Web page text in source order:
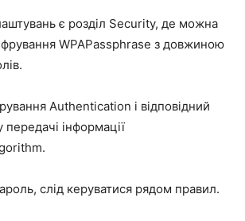
є розділ Security, де можна
WPAPassphrase з довжиною
Authentication і відповідний
інформації
слід керуватися рядом правил.